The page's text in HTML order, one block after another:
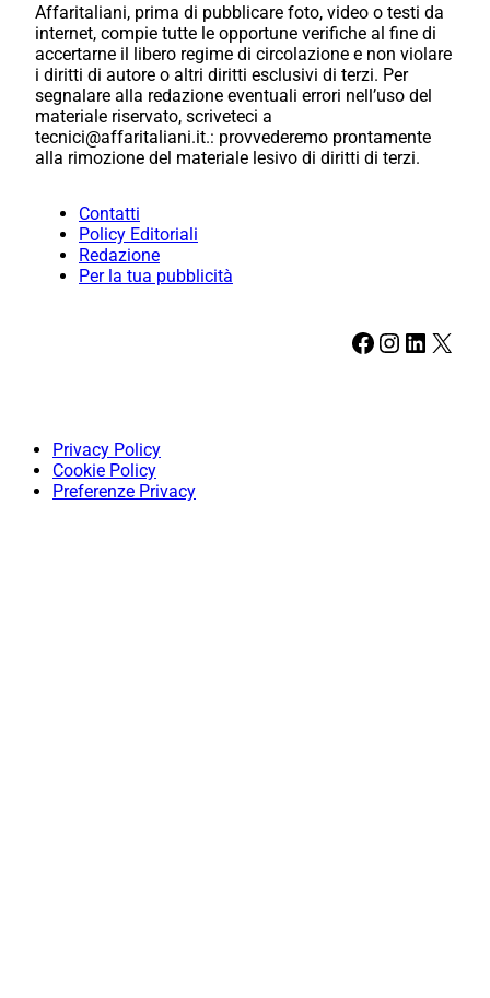
Affaritaliani, prima di pubblicare foto, video o testi da
internet, compie tutte le opportune verifiche al fine di
accertarne il libero regime di circolazione e non violare
i diritti di autore o altri diritti esclusivi di terzi. Per
segnalare alla redazione eventuali errori nell’uso del
materiale riservato, scriveteci a
tecnici@affaritaliani.it.: provvederemo prontamente
alla rimozione del materiale lesivo di diritti di terzi.
Contatti
Policy Editoriali
Redazione
Per la tua pubblicità
Facebook Instagram LinkedIn X
Privacy Policy
Cookie Policy
Preferenze Privacy